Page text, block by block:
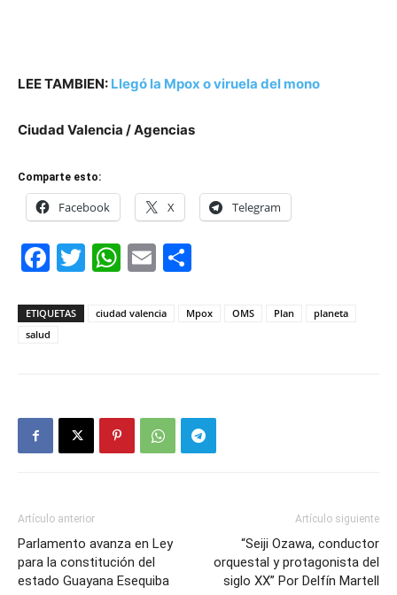
LEE TAMBIEN: Llegó la Mpox o viruela del mono
Ciudad Valencia / Agencias
Comparte esto:
Facebook X Telegram
Facebook
Twitter
WhatsApp
Email
ETIQUETAS ciudad valencia Mpox OMS Plan
planeta
salud
Artículo anterior
Parlamento avanza en Ley
para la constitución del
estado Guayana Esequiba
Artículo siguiente
“Seiji Ozawa, conductor
orquestal y protagonista del
siglo XX” Por Delfín Martell